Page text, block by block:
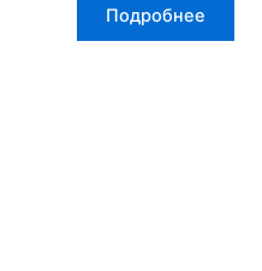
Подробнее